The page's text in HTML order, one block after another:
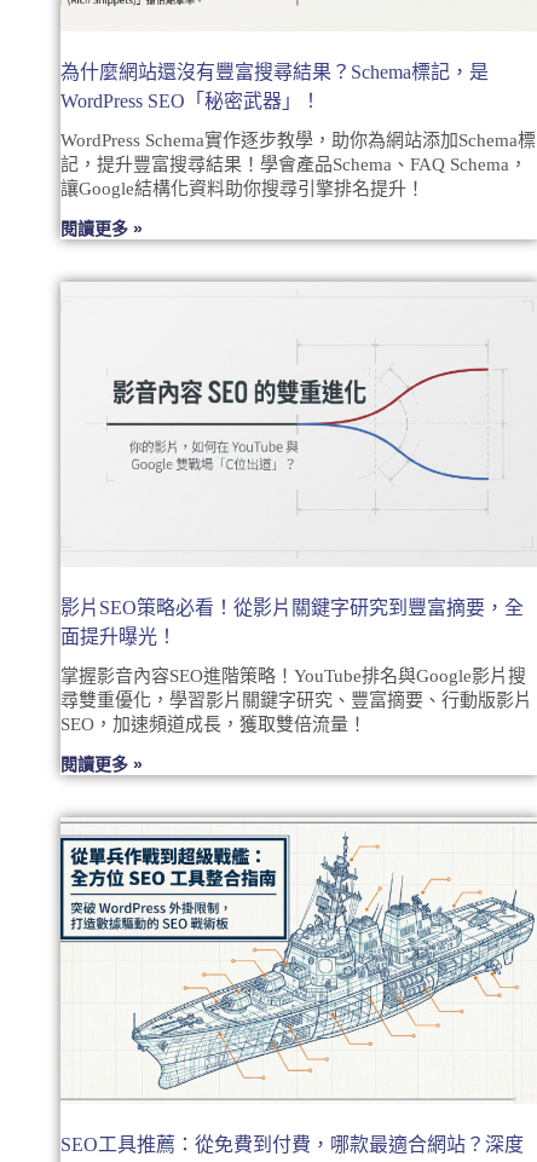
為什麼網站還沒有豐富搜尋結果？Schema標記，是
WordPress SEO「秘密武器」！
WordPress Schema實作逐步教學，助你為網站添加Schema標
記，提升豐富搜尋結果！學會產品Schema、FAQ Schema，
讓Google結構化資料助你搜尋引擎排名提升！
閱讀更多 »
影片SEO策略必看！從影片關鍵字研究到豐富摘要，全
面提升曝光！
掌握影音內容SEO進階策略！YouTube排名與Google影片搜
尋雙重優化，學習影片關鍵字研究、豐富摘要、行動版影片
SEO，加速頻道成長，獲取雙倍流量！
閱讀更多 »
SEO工具推薦：從免費到付費，哪款最適合網站？深度